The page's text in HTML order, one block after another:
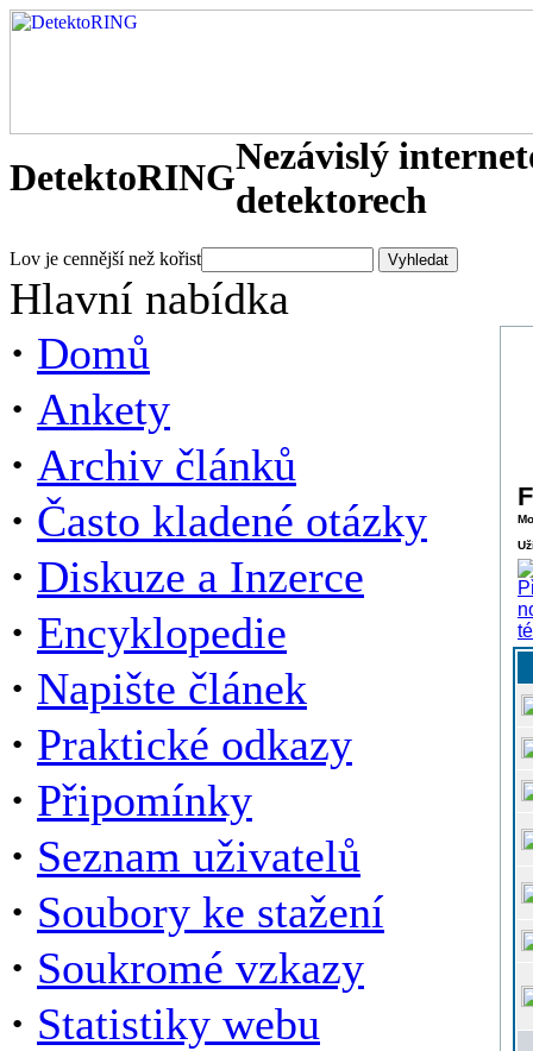
DetektoRINGNezávislý
detektorech
Lov je cennější než kořist
Hlavní nabídka
· Domů
· Ankety
· Archiv článků
· Často kladené otázky
· Diskuze a Inzerce
· Encyklopedie
· Napište článek
· Praktické odkazy
· Připomínky
· Seznam uživatelů
· Soubory ke stažení
· Soukromé vzkazy
· Statistiky webu